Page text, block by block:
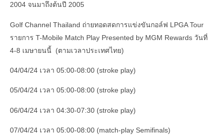
2004 จนมาถึงต้นปี 2005
Golf Channel Thailand ถ่ายทอดสดการแข่งขันกอล์ฟ LPGA Tour
รายการ T-Mobile Match Play Presented by MGM Rewards วันที่
4-8 เมษายนนี้ (ตามเวลาประเทศไทย)
04/04/24 เวลา 05:00-08:00 (stroke play)
05/04/24 เวลา 05:00-08:00 (stroke play)
06/04/24 เวลา 04:30-07:30 (stroke play)
07/04/24 เวลา 05:00-08:00 (match-play Semifinals)